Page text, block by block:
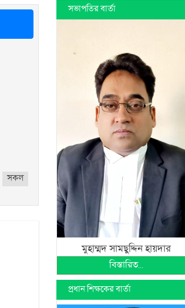
সকল
সভাপতির বার্তা
মুহাম্মদ সামছুদ্দিন হায়দার
বিস্তারিত...
প্রধান শিক্ষকের বার্তা